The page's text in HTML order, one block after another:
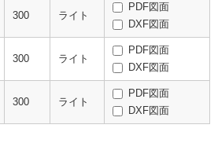
300 ライト
PDF図面
DXF図面
300 ライト
PDF図面
DXF図面
300 ライト
PDF図面
DXF図面